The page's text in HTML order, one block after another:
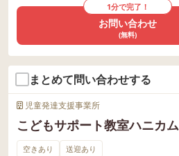
1分で完了！
お問い合わせ
(無料)
まとめて問い合わせする
児童発達支援事業所
こどもサポート教室ハニカム
空きあり 送迎あり